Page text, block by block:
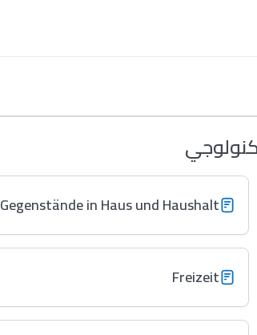
Gegenstände in Haus und Haushalt
Freizeit